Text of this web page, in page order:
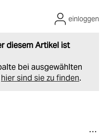
diesem Artikel ist
bei ausgewählten
hier sind sie zu finden.
einloggen